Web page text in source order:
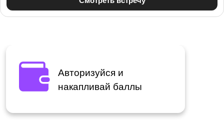
Авторизуйся и
накапливай баллы